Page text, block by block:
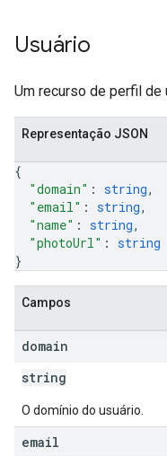
Usuário
Um recurso de perfil de
Representação JSON
{
"domain" : string,
"email" : string,
"name" : string,
"photoUrl" : string
}
Campos
domain
string
O domínio do usuário.
email